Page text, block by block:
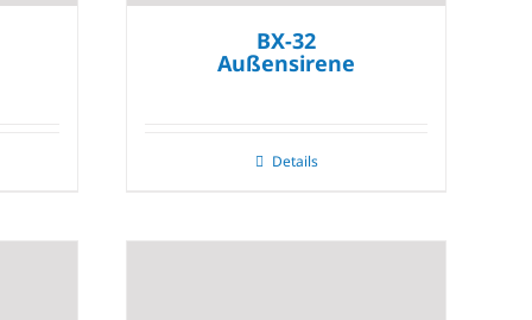
BX-32
Außensirene
Details